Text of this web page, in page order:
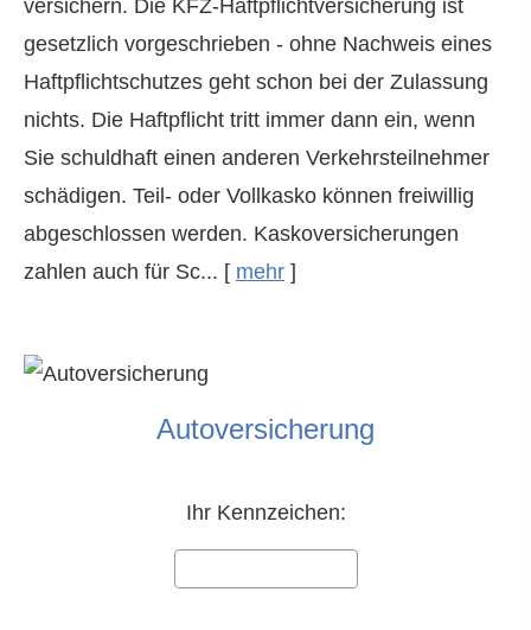
ver­sichern. Die KFZ-Haft­pflichtversicherung ist
gesetzlich vorgeschrieben - ohne Nachweis eines
Haft­pflichtschutzes geht schon bei der Zulassung
nichts. Die Haft­pflicht tritt immer dann ein, wenn
Sie schuldhaft einen anderen Verkehrsteilnehmer
schädigen. Teil- oder Vollkasko können freiwillig
abgeschlossen werden. Kaskoversicherungen
zahlen auch für Sc... [ mehr ]
Auto­ver­si­che­rung
Ihr Kenn­zeichen:
Datenschutzerklärung